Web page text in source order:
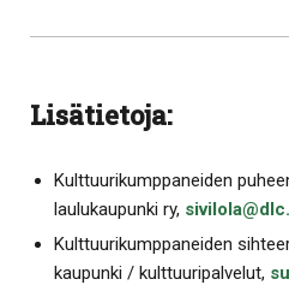
Lisätietoja:
Kulttuurikumppaneiden
laulukaupunki ry,
Kulttuurikumppaneiden
kaupunki / kulttuuripalvelut,